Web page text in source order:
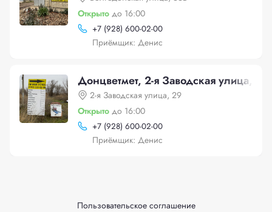
Открыто до 16:00
+7 (928) 600-02-00
Приёмщик: Денис
Донцветмет, 2-я Заводская улица, 29
2-я Заводская улица, 29
Открыто до 16:00
+7 (928) 600-02-00
Приёмщик: Денис
Пользовательское соглашение